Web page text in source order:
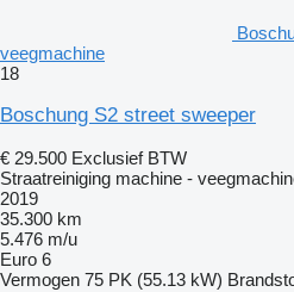
veegmachine
18
Boschung S2 street sweeper
€ 29.500 Exclusief BTW
Straatreiniging machine -
2019
35.300 km
5.476 m/u
Euro 6
Vermogen 75 PK (55.13 kW)